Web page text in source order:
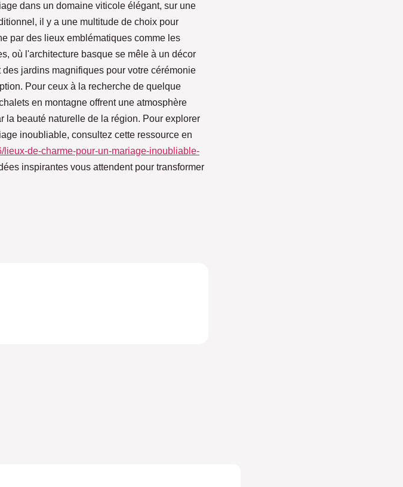
dans un domaine viticole élégant, sur une
il y a une multitude de choix pour
par des lieux emblématiques comme les
où l'architecture basque se mêle à un décor
jardins magnifiques pour votre cérémonie
Pour ceux à la recherche de quelque
en montagne offrent une atmosphère
la beauté naturelle de la région. Pour explorer
inoubliable, consultez cette ressource en
lieux-de-charme-pour-un-mariage-inoubliable-
inspirantes vous attendent pour transformer